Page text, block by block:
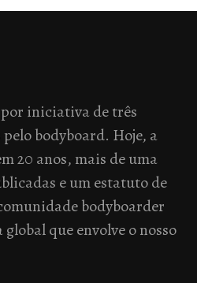
por iniciativa de três
bodyboard. Hoje, a
20 anos, mais de uma
e um estatuto de
bodyboarder
que envolve o nosso